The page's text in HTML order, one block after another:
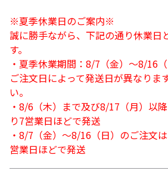
※夏季休業日のご案内※
誠に勝手ながら、下記の通り休業日
す。
・夏季休業期間：8/7（金）～8/16（
ご注文日によって発送日が異なりま
い。
・8/6（木）まで及び8/17（月）以
り7営業日ほどで発送
・8/7（金）～8/16（日）のご注文
営業日ほどで発送